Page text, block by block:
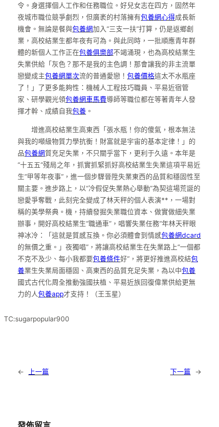
令。身選擇個人工作和任務職位。好兒女志在四方，固然年
夜城市職位競爭劇烈，但廣袤的村落擁有包養網心得成長新
機會。無論是餐與包養網加入“三支一扶”打算，仍是返鄉創
業，高校結業生都年夜有可為。與此同時，一批順應青年群
體的新個人工作正在包養俱樂部不竭涌現，也為高校結業生
失業供給「灰色？那不是我的主色調！那會讓我的非主流單
戀變成主包養網單次流的普通愛戀！ 包養價格這太不水瓶座
了！」了更多能夠性：機械人工程技巧職員、平易近宿管
家、研學觀光領包養網車馬費導師等職位都在等著青年人發
揮才幹、成績自我包養 。
增進高校結業生高東西「張水瓶！你的傻氣，根本無法
與我的噸級物質力學抗衡！財富就是宇宙的基本定律！」的
品包養網質充足失業，不只關乎當下，更利于久遠。本年是
“十五五”殘局之年，抓實抓緊抓好高校結業生失業這項平易近
生“甲等年夜事”，進一個步驟晉陞失業東西的品質和穩固性至
關主要。進步路上，以“冷假促失業熱心舉動”為契這場荒誕的
戀愛爭奪戰，此刻完全變成了林天秤的個人表演**，一場對
稱的美學祭典。機，持續發掘失業職位資本、做實做細失業
辦事，開好高校結業生“職通車”，唱響失業任務“年林天秤眼
神冰冷：「這就是質感互換。你必須體會到情感包養網dcard
的無價之重。」夜獨唱”，將讓高校結業生在失業路上“一個都
不克不及少、每小我都要包養條件好”，將更好推進高校結包
養業生失業局面穩固、高東西的品質充足失業，為以中包養
國式古代化周全推動強國扶植、平易近族回復偉業供給更無
力的人包養app才支持！（王玉星）
TC:sugarpopular900
← 上一篇 下一篇 →